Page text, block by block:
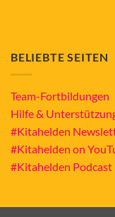
BELIEBTE SEITEN
Team-Fortbildungen
Hilfe &
#Kitahelden
#Kitahelden on
#Kitahelden Podcast